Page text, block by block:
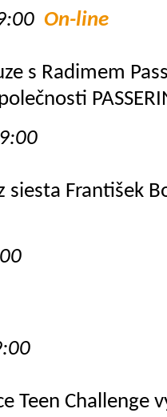
On-line
s Radimem
siesta František
Teen Challenge